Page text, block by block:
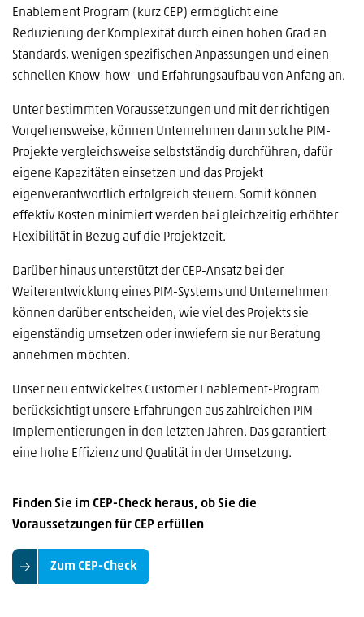
Enablement Program (kurz CEP) ermöglicht eine
Reduzierung der Komplexität durch einen hohen Grad an
Standards, wenigen spezifischen Anpassungen und einen
schnellen Know-how- und Erfahrungsaufbau von Anfang an.
Unter bestimmten Voraussetzungen und mit der richtigen
Vorgehensweise, können Unternehmen dann solche PIM-
Projekte vergleichsweise selbstständig durchführen, dafür
eigene Kapazitäten einsetzen und das Projekt
eigenverantwortlich erfolgreich steuern. Somit können
effektiv Kosten minimiert werden bei gleichzeitig erhöhter
Flexibilität in Bezug auf die Projektzeit.
Darüber hinaus unterstützt der CEP-Ansatz bei der
Weiterentwicklung eines PIM-Systems und Unternehmen
können darüber entscheiden, wie viel des Projekts sie
eigenständig umsetzen oder inwiefern sie nur Beratung
annehmen möchten.
Unser neu entwickeltes Customer Enablement-Program
berücksichtigt unsere Erfahrungen aus zahlreichen PIM-
Implementierungen in den letzten Jahren. Das garantiert
eine hohe Effizienz und Qualität in der Umsetzung.
Finden Sie im CEP-Check heraus, ob Sie die
Voraussetzungen für CEP erfüllen
Zum CEP-Check